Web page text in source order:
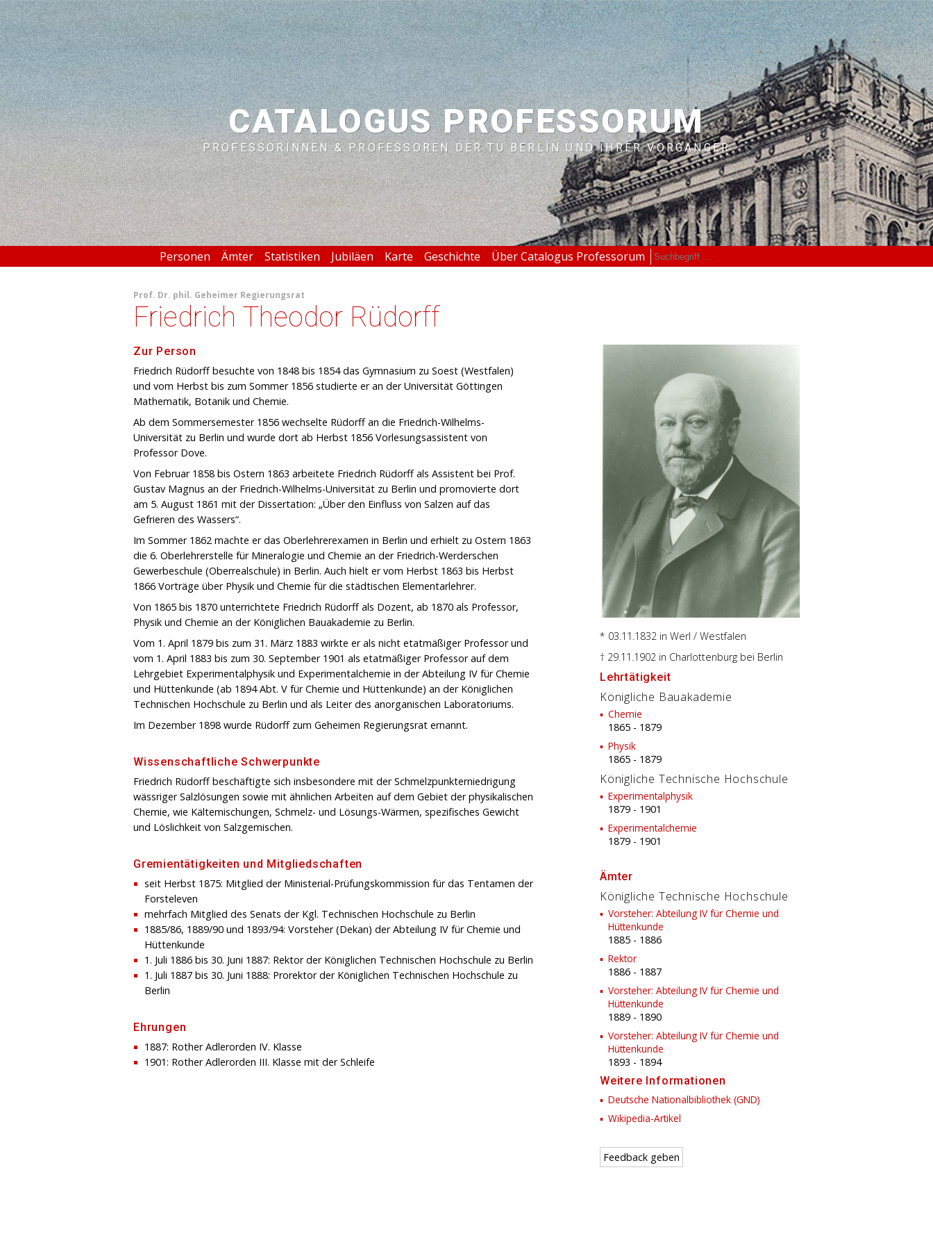
CATALOGUS PROFESSORUM
PROFESSORINNEN & PROFESSOREN DER TU BERLIN UND IHRER VORGÄNGER
Personen Ämter Statistiken Jubiläen Karte Geschichte Über Catalogus Professorum
Prof. Dr. phil. Geheimer Regierungsrat
Friedrich Theodor Rüdorff
Zur Person
Friedrich Rüdorff besuchte von 1848 bis 1854 das Gymnasium zu Soest (Westfalen)
und vom Herbst bis zum Sommer 1856 studierte er an der Universität Göttingen
Mathematik, Botanik und Chemie.
Ab dem Sommersemester 1856 wechselte Rüdorff an die Friedrich-Wilhelms-
Universität zu Berlin und wurde dort ab Herbst 1856 Vorlesungsassistent von
Professor Dove.
Von Februar 1858 bis Ostern 1863 arbeitete Friedrich Rüdorff als Assistent bei Prof.
Gustav Magnus an der Friedrich-Wilhelms-Universität zu Berlin und promovierte dort
am 5. August 1861 mit der Dissertation: „Über den Einfluss von Salzen auf das
Gefrieren des Wassers“.
Im Sommer 1862 machte er das Oberlehrerexamen in Berlin und erhielt zu Ostern 1863
die 6. Oberlehrerstelle für Mineralogie und Chemie an der Friedrich-Werderschen
Gewerbeschule (Oberrealschule) in Berlin. Auch hielt er vom Herbst 1863 bis Herbst
1866 Vorträge über Physik und Chemie für die städtischen Elementarlehrer.
Von 1865 bis 1870 unterrichtete Friedrich Rüdorff als Dozent, ab 1870 als Professor,
Physik und Chemie an der Königlichen Bauakademie zu Berlin.
Vom 1. April 1879 bis zum 31. März 1883 wirkte er als nicht etatmäßiger Professor und
vom 1. April 1883 bis zum 30. September 1901 als etatmäßiger Professor auf dem
Lehrgebiet Experimentalphysik und Experimentalchemie in der Abteilung IV für Chemie
und Hüttenkunde (ab 1894 Abt. V für Chemie und Hüttenkunde) an der Königlichen
Technischen Hochschule zu Berlin und als Leiter des anorganischen Laboratoriums.
Im Dezember 1898 wurde Rüdorff zum Geheimen Regierungsrat ernannt.
Wissenschaftliche Schwerpunkte
Friedrich Rüdorff beschäftigte sich insbesondere mit der Schmelzpunkterniedrigung
wässriger Salzlösungen sowie mit ähnlichen Arbeiten auf dem Gebiet der physikalischen
Chemie, wie Kältemischungen, Schmelz- und Lösungs-Wärmen, spezifisches Gewicht
und Löslichkeit von Salzgemischen.
Gremientätigkeiten und Mitgliedschaften
seit Herbst 1875: Mitglied der Ministerial-Prüfungskommission für das Tentamen der
Forsteleven
mehrfach Mitglied des Senats der Kgl. Technischen Hochschule zu Berlin
1885/86, 1889/90 und 1893/94: Vorsteher (Dekan) der Abteilung IV für Chemie und
Hüttenkunde
1. Juli 1886 bis 30. Juni 1887: Rektor der Königlichen Technischen Hochschule zu Berlin
1. Juli 1887 bis 30. Juni 1888: Prorektor der Königlichen Technischen Hochschule zu
Berlin
Ehrungen
1887: Rother Adlerorden IV. Klasse
1901: Rother Adlerorden III. Klasse mit der Schleife
* 03.11.1832 in Werl / Westfalen
† 29.11.1902 in Charlottenburg bei Berlin
Lehrtätigkeit
Königliche Bauakademie
Chemie
1865 - 1879
Physik
1865 - 1879
Königliche Technische Hochschule
Experimentalphysik
1879 - 1901
Experimentalchemie
1879 - 1901
Ämter
Königliche Technische Hochschule
Vorsteher: Abteilung IV für Chemie und
Hüttenkunde
1885 - 1886
Rektor
1886 - 1887
Vorsteher: Abteilung IV für Chemie und
Hüttenkunde
1889 - 1890
Vorsteher: Abteilung IV für Chemie und
Hüttenkunde
1893 - 1894
Weitere Informationen
Deutsche Nationalbibliothek (GND)
Wikipedia-Artikel
Feedback geben